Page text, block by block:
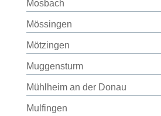
Mosbach
Mössingen
Mötzingen
Muggensturm
Mühlheim an der Donau
Mulfingen